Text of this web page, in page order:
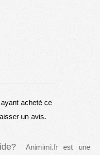
acheté ce
un avis.
Animimi.fr est une